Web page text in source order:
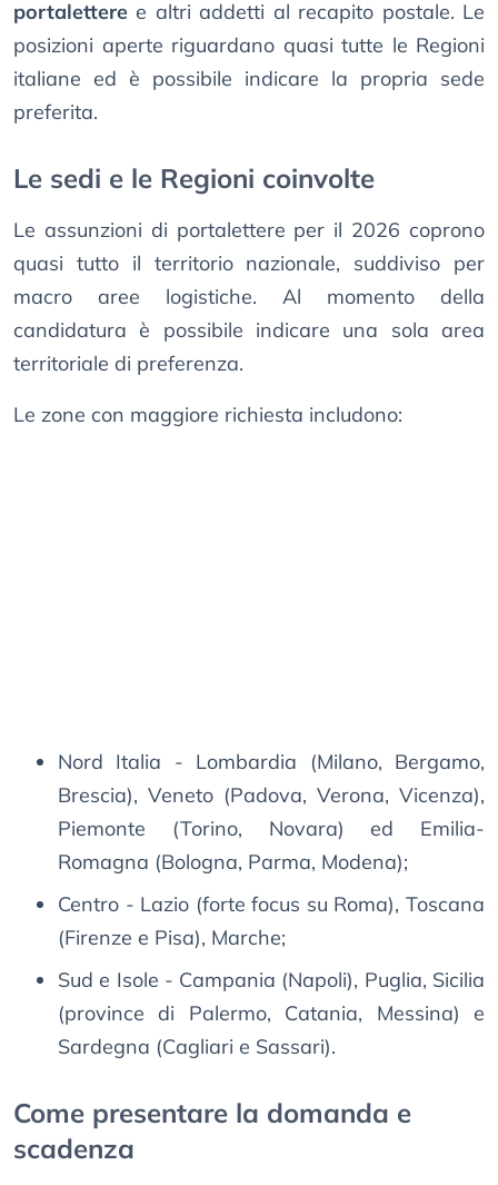
portalettere e altri addetti al recapito postale. Le
posizioni aperte riguardano quasi tutte le Regioni
italiane ed è possibile indicare la propria sede
preferita.
Le sedi e le Regioni coinvolte
Le assunzioni di portalettere per il 2026 coprono
quasi tutto il territorio nazionale, suddiviso per
macro aree logistiche. Al momento della
candidatura è possibile indicare una sola area
territoriale di preferenza.
Le zone con maggiore richiesta includono:
Nord Italia - Lombardia (Milano, Bergamo,
Brescia), Veneto (Padova, Verona, Vicenza),
Piemonte (Torino, Novara) ed Emilia-
Romagna (Bologna, Parma, Modena);
Centro - Lazio (forte focus su Roma), Toscana
(Firenze e Pisa), Marche;
Sud e Isole - Campania (Napoli), Puglia, Sicilia
(province di Palermo, Catania, Messina) e
Sardegna (Cagliari e Sassari).
Come presentare la domanda e
scadenza